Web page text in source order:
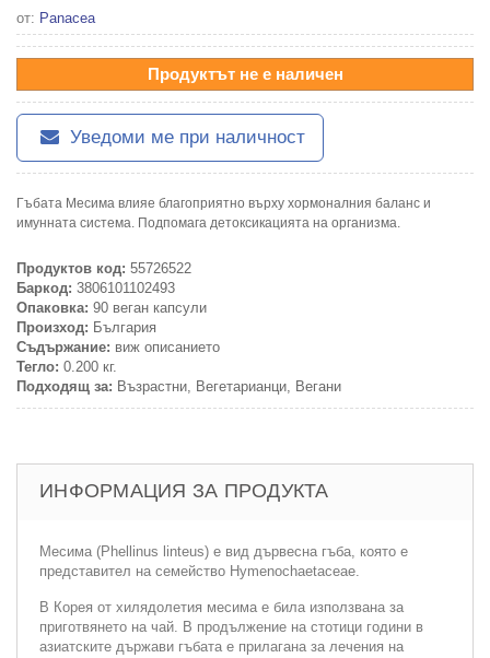
от: Panacea
Продуктът не е наличен
Уведоми ме при наличност
Гъбата Месима влияе благоприятно върху хормоналния баланс и
имунната система. Подпомага детоксикацията на организма.
Продуктов код: 55726522
Баркод: 3806101102493
Опаковка: 90 веган капсули
Произход: България
Съдържание: виж описанието
Тегло: 0.200 кг.
Подходящ за: Възрастни, Вегетарианци, Вегани
ИНФОРМАЦИЯ ЗА ПРОДУКТА
Месима (Phellinus linteus) е вид дървесна гъба, която е
представител на семейство Hymenochaetaceae.
В Корея от хилядолетия месима е била използвана за
приготвянето на чай. В продължение на стотици години в
азиатските държави гъбата е прилагана за лечения на